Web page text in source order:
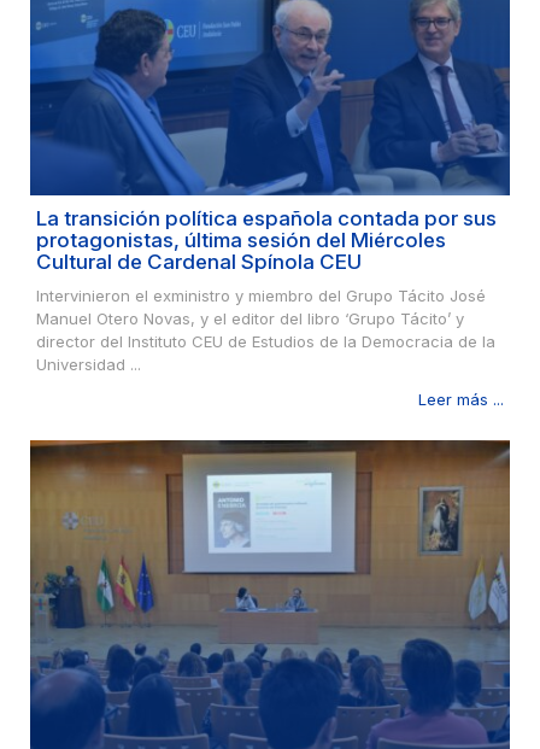
La transición política española contada por sus
protagonistas, última sesión del Miércoles
Cultural de Cardenal Spínola CEU
Intervinieron el exministro y miembro del Grupo Tácito José
Manuel Otero Novas, y el editor del libro ‘Grupo Tácito’ y
director del Instituto CEU de Estudios de la Democracia de la
Universidad ...
Leer más ...